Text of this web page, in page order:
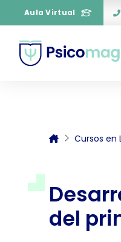
Aula Virtual
Cursos en
del